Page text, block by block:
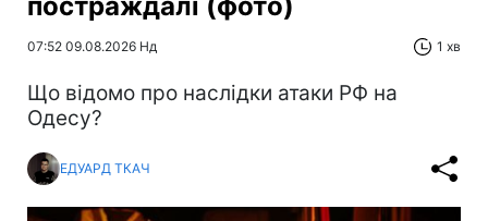
07:52 09.08.2026 Нд 1 хв
Що відомо про наслідки атаки РФ на
Одесу?
ЕДУАРД ТКАЧ